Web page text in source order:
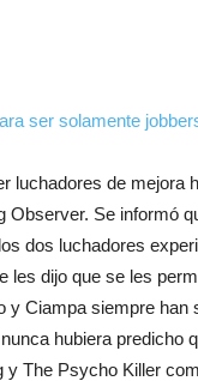
luchadores de
Observer. Se informó
dos luchadores
les dijo que se les
Ciampa siempre
hubiera
The Psycho Killer